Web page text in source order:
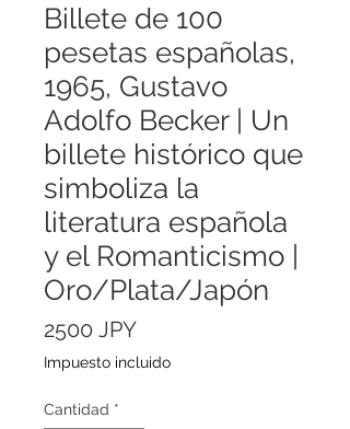
Billete de 100
pesetas españolas,
1965, Gustavo
Adolfo Becker | Un
billete histórico que
simboliza la
literatura española
y el Romanticismo |
Oro/Plata/Japón
2500 JPYPrecio
Impuesto incluido
Cantidad *